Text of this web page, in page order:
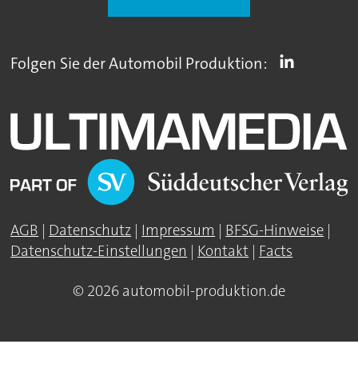
Folgen Sie der Automobil Produktion:
AGB | Datenschutz | Impressum | BFSG-Hinweise |
Datenschutz-Einstellungen | Kontakt | Facts
© 2026 automobil-produktion.de